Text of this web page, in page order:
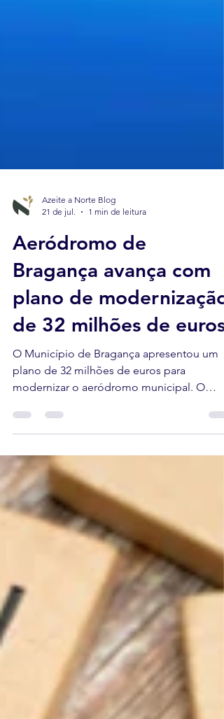
21 de jul.
1 min de leitura
Aeródromo de
Bragança avança com
plano de modernização
de 32 milhões de euros
O Município de Bragança apresentou um
plano de 32 milhões de euros para
nordeste transmontano fica mais perto.